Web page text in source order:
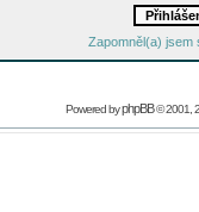
Zapomněl(a) jsem
Powered byphpBB© 2001,